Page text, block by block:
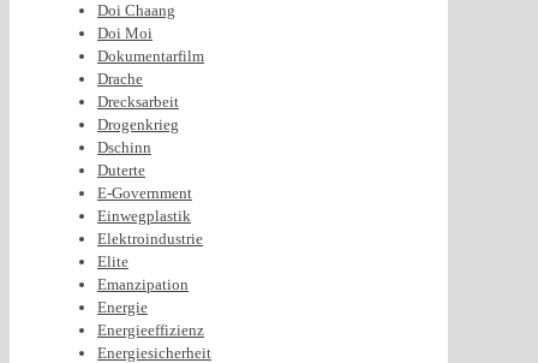
Doi Chaang
Doi Moi
Dokumentarfilm
Drache
Drecksarbeit
Drogenkrieg
Dschinn
Duterte
E-Government
Einwegplastik
Elektroindustrie
Elite
Emanzipation
Energie
Energieeffizienz
Energiesicherheit